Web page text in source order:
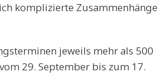
komplizierte Zusammenhänge
jeweils mehr als 500
29. September bis zum 17.